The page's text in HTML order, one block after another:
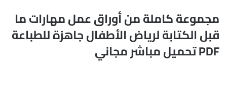
مجموعة كاملة من أوراق عمل مهارات ما
قبل الكتابة لرياض الأطفال جاهزة للطباعة
PDF تحميل مباشر مجاني